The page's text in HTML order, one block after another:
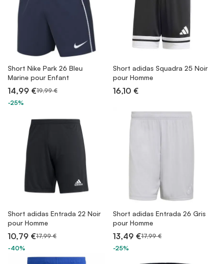
Short Nike Park 26 Bleu
Marine pour Enfant
14,99 €19,99 €
-25%
Short adidas Squadra 25 Noir
pour Homme
16,10 €
Short adidas Entrada 22 Noir
pour Homme
10,79 €17,99 €
-40%
Short adidas Entrada 26 Gris
pour Homme
13,49 €17,99 €
-25%